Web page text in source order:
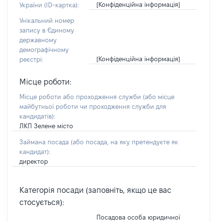
України (ID-картка):
[Конфіденційна інформація]
Унікальний номер
запису в Єдиному
державному
демографічному
реєстрі:
[Конфіденційна інформація]
Місце роботи:
Місце роботи або проходження служби (або місце
майбутньої роботи чи проходження служби для
кандидатів):
ЛКП Зелене місто
Займана посада (або посада, на яку претендуєте як
кандидат):
директор
Категорія посади (заповніть, якщо це вас
стосується):
Посадова особа юридичної